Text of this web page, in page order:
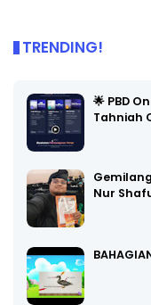
TRENDING!
🌟 PBD
Tahniah
Nur